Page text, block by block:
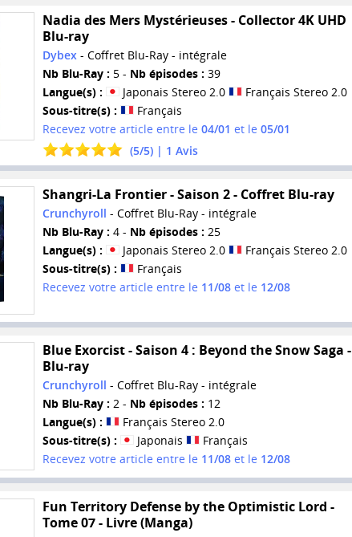
Nadia des Mers Mystérieuses - Collector 4K UHD
Blu-ray
Dybex- Coffret Blu-Ray - intégrale
Nb Blu-Ray : 5 - Nb épisodes : 39
Langue(s) :
Japonais Stereo 2.0
Français Stereo 2.0
Sous-titre(s) :
Français
Recevez votre article entre le 04/01 et le 05/01
(5/5) | 1 Avis
Shangri-La Frontier - Saison 2 - Coffret Blu-ray
Crunchyroll - Coffret Blu-Ray - intégrale
Nb Blu-Ray : 4 - Nb épisodes : 25
Langue(s) :
Japonais Stereo 2.0
Français Stereo 2.0
Sous-titre(s) :
Français
Recevez votre article entre le 11/08et le 12/08
Blue Exorcist - Saison 4 : Beyond the Snow Saga -
Blu-ray
Crunchyroll - Coffret Blu-Ray - intégrale
Nb Blu-Ray : 2 - Nb épisodes : 12
Langue(s) :
Français Stereo 2.0
Sous-titre(s) :
Japonais
Français
Recevez votre article entre le 11/08et le 12/08
Fun Territory Defense by the Optimistic Lord -
Tome 07 - Livre (Manga)